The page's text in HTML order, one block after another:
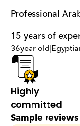
Professional
15 years of
36year old|
Highly
committed
Sample reviews